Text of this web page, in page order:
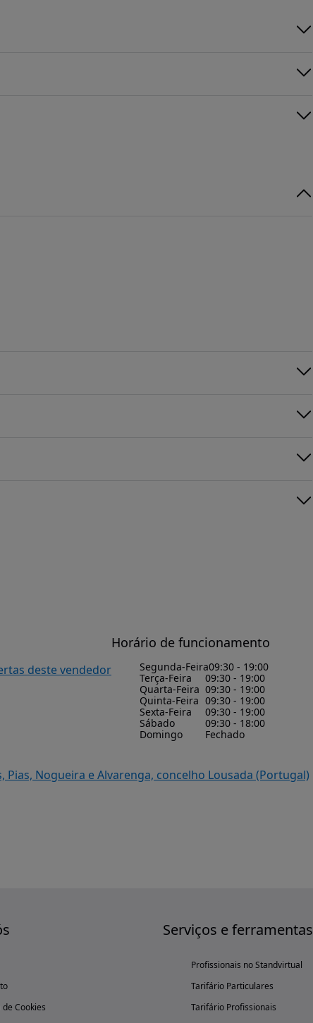
deste vendedor
Horário de funcionamento
Segunda-Feira09:30 - 19:00
Terça-Feira
09:30 - 19:00
Quarta-Feira 09:30 - 19:00
Quinta-Feira 09:30 - 19:00
Sexta-Feira
09:30 - 19:00
Sábado
09:30 - 18:00
Domingo
Fechado
Pias, Nogueira e Alvarenga, concelho Lousada (Portugal)
de Cookies
Serviços e ferramentas
Profissionais no Standvirtual
Tarifário Particulares
Tarifário Profissionais